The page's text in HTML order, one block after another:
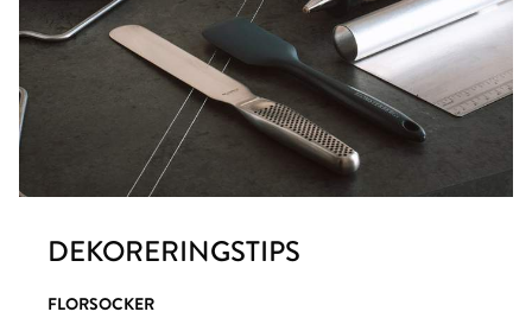
DEKORERINGSTIPS
FLORSOCKER